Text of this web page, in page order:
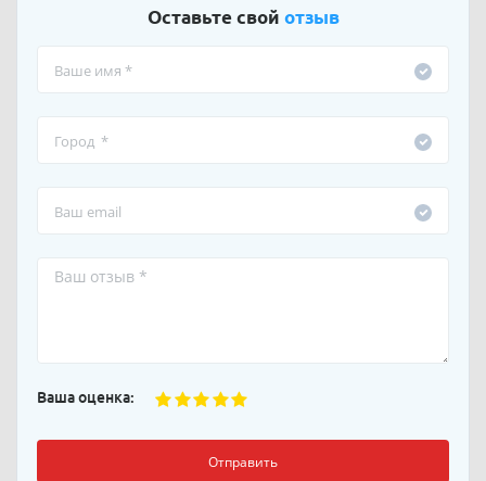
Оставьте свой отзыв
Ваша оценка:
Отправить